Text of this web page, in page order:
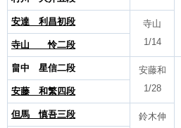
安達 利昌初段
寺山
1/14
寺山 怜二段
畠中 星信二段
安藤和
1/28
安藤 和繁四段
但馬 慎吾三段
鈴木伸